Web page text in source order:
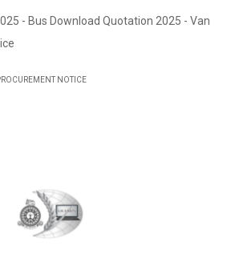
- Bus Download Quotation 2025 - Van
NOTICE